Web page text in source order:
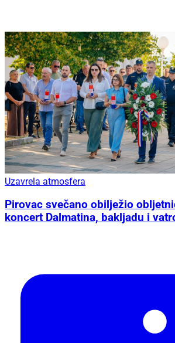
Uzavrela atmosfera
Pirovac svečano obilježio
koncert Dalmatina, bakljadu i